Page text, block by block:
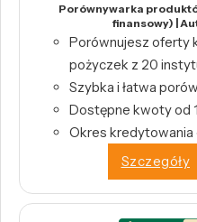
Porównywarka
finansowy) |
Porównujesz oferty
pożyczek z 20
Szybka i łatwa
Dostępne kwoty od
Okres kredytowania
Szczegóły